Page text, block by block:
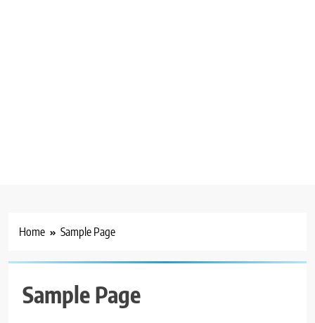
Home Sample Page
Sample Page